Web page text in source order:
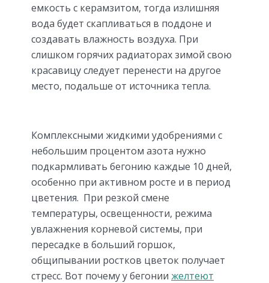
емкость с керамзитом, тогда излишняя
вода будет скапливаться в поддоне и
создавать влажность воздуха. При
слишком горячих радиаторах зимой свою
красавицу следует перенести на другое
место, подальше от источника тепла.
Комплексными жидкими удобрениями с
небольшим процентом азота нужно
подкармливать бегонию каждые 10 дней,
особенно при активном росте и в период
цветения. При резкой смене
температуры, освещенности, режима
увлажнения корневой системы, при
пересадке в больший горшок,
общипывании ростков цветок получает
стресс. Вот почему у бегонии желтеют